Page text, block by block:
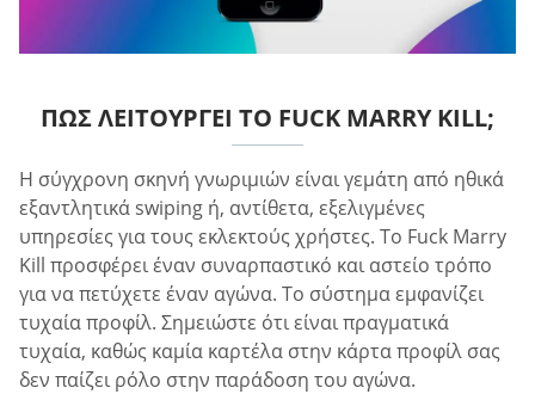
ΠΏΣ ΛΕΙΤΟΥΡΓΕΊ ΤΟ FUCK MARRY KILL;
Η σύγχρονη σκηνή γνωριμιών είναι γεμάτη από ηθικά
εξαντλητικά swiping ή, αντίθετα, εξελιγμένες
υπηρεσίες για τους εκλεκτούς χρήστες. Το Fuck Marry
Kill προσφέρει έναν συναρπαστικό και αστείο τρόπο
για να πετύχετε έναν αγώνα. Το σύστημα εμφανίζει
τυχαία προφίλ. Σημειώστε ότι είναι πραγματικά
τυχαία, καθώς καμία καρτέλα στην κάρτα προφίλ σας
δεν παίζει ρόλο στην παράδοση του αγώνα.